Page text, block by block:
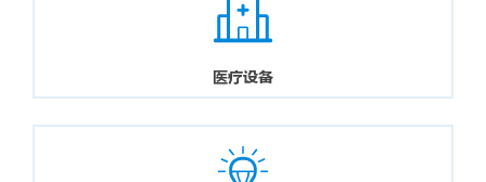
医疗设备